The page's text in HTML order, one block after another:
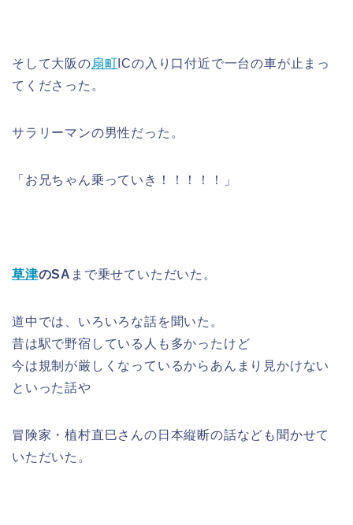
そして大阪の扇町 ICの入り口付近で一台の車が止まっ
てくださった。
サラリーマンの男性だった。
「お兄ちゃん乗っていき！！！！！」
草津のSA まで乗せていただいた。
道中では、いろいろな話を聞いた。
昔は駅で野宿している人も多かったけど
今は規制が厳しくなっているからあんまり見かけない
といった話や
冒険家・植村直巳さんの日本縦断の話なども聞かせて
いただいた。